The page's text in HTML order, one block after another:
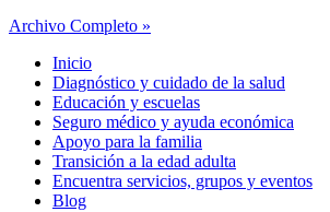
Archivo Completo »
Inicio
Diagnóstico y cuidado de la salud
Educación y escuelas
Seguro médico y ayuda económica
Apoyo para la familia
Transición a la edad adulta
Encuentra servicios, grupos y eventos
Blog